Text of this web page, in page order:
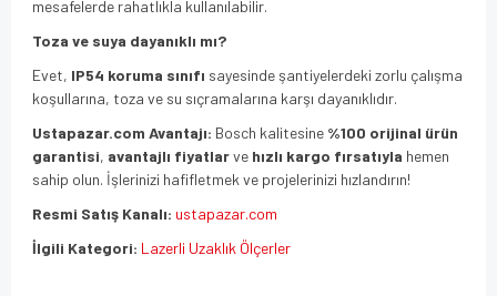
mesafelerde rahatlıkla kullanılabilir.
Toza ve suya dayanıklı mı?
Evet, IP54 koruma sınıfı sayesinde şantiyelerdeki zorlu çalışma
koşullarına, toza ve su sıçramalarına karşı dayanıklıdır.
Ustapazar.com Avantajı: Bosch kalitesine %100 orijinal ürün
garantisi, avantajlı fiyatlarve hızlı kargo fırsatıyla hemen
sahip olun. İşlerinizi hafifletmek ve projelerinizi hızlandırın!
Resmi Satış Kanalı: ustapazar.com
İlgili Kategori: Lazerli Uzaklık Ölçerler